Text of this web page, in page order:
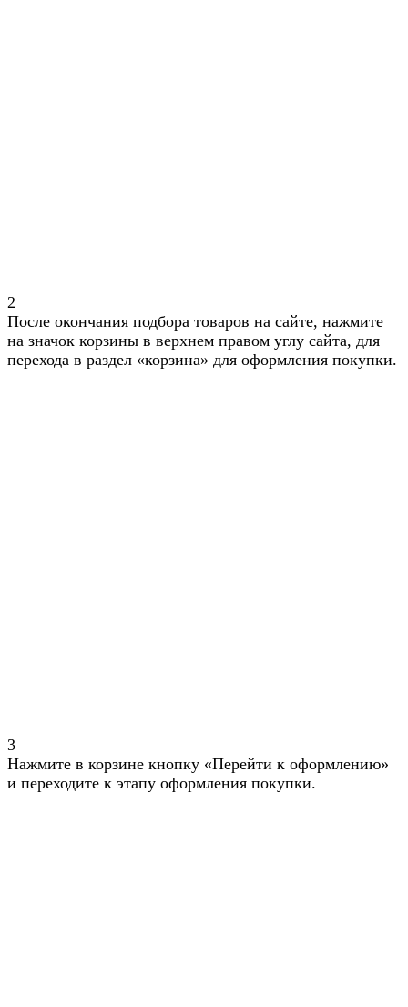
2
После окончания подбора товаров на сайте, нажмите
на значок корзины в верхнем правом углу сайта, для
перехода в раздел «корзина» для оформления покупки.
3
Нажмите в корзине кнопку «Перейти к оформлению»
и переходите к этапу оформления покупки.